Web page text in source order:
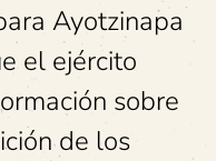
Ayotzinapa
el ejército
sobre
de los